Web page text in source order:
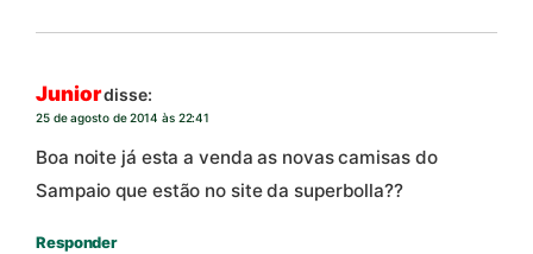
Juniordisse:
25 de agosto de 2014 às 22:41
Boa noite já esta a venda as novas camisas do
Sampaio que estão no site da superbolla??
Responder